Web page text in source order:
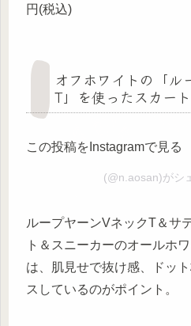
円(税込)
オフホワイトの「ル
T」を使ったスカー
この投稿をInstagramで見る
(@n.aosan)がシ
ループヤーンVネックT＆サ
ト＆スニーカーのオールホ
は、肌見せで抜け感、ドッ
スしているのがポイント。